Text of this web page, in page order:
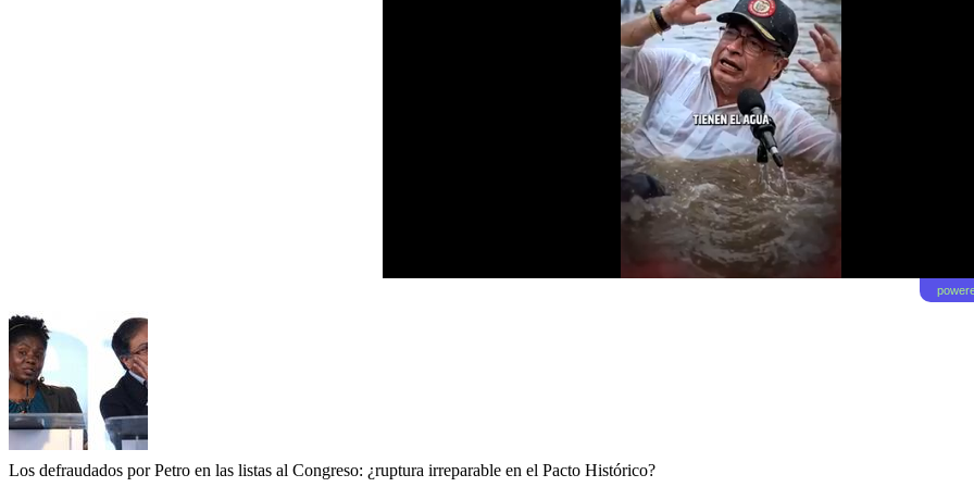
Los defraudados por Petro en las listas al Congreso: ¿ruptura irreparable en el Pacto Histórico?